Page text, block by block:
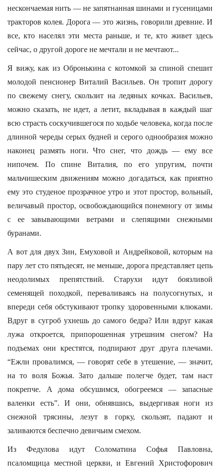
нескончаемая нить — не запятнанная шинами и гусеницами
тракторов колея. Дорога — это жизнь, говорили древние. И
все, кто населял эти места раньше, и те, кто живет здесь
сейчас, о другой дороге не мечтали и не мечтают...
Я вижу, как из Обронькина с котомкой за спиной спешит
молодой пенсионер Виталий Васильев. Он тропит дорогу
по свежему снегу, скользит на ледяных кочках. Васильев,
можно сказать, не идет, а летит, вкладывая в каждый шаг
всю страсть соскучившегося по ходьбе человека, когда после
длинной череды серых будней и серого однообразия можно
наконец размять ноги. Что снег, что дождь — ему все
нипочем. По спине Виталия, по его упругим, почти
мальчишеским движениям можно догадаться, как приятно
ему это студеное прозрачное утро и этот простор, вольный,
величавый простор, освобождающийся понемногу от зимы
с ее завывающими ветрами и слепящими снежными
буранами.
А вот для двух Зин, Емуховой и Андрейковой, которым на
пару лет сто пятьдесят, не меньше, дорога представляет цепь
неодолимых препятствий. Старухи идут боязливой
семенящей походкой, переваливаясь на полусогнутых, и
впереди себя обстукивают тропку здоровенными клюками.
Вдруг в сугроб ухнешь до самого бедра? Или вдруг какая
лужа откроется, припорошенная утрешним снегом? На
подъемах они крестятся, подпирают друг друга плечами.
“Ежли провалимся, — говорят себе в утешение, — значит,
на то воля Божья. Зато дальше полегче будет, там наст
покрепче. А дома обсушимся, обогреемся — запасные
валенки есть”. И они, обнявшись, выдергивая ноги из
снежной трясины, лезут в горку, скользят, падают и
заливаются беспечно девичьим смехом.
Из Федулова идут Соломатина Софья Павловна,
псаломщица местной церкви, и Евгений Христофорович